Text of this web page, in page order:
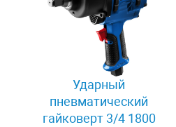
Ударный
пневматический
гайковерт 3/4 1800